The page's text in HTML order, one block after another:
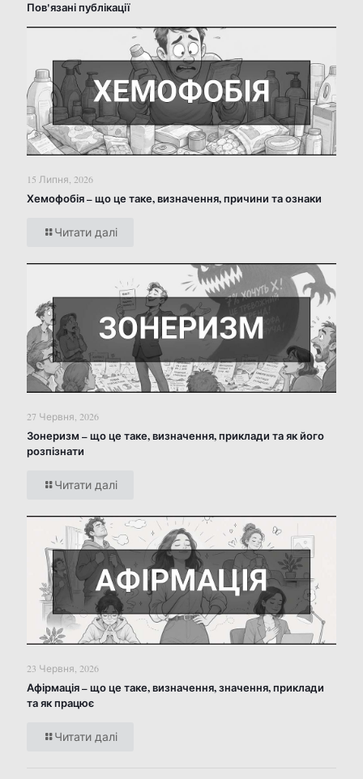
Пов'язані публікації
15 Липня, 2026
Хемофобія – що це таке, визначення, причини та ознаки
Читати далі
27 Червня, 2026
Зонеризм – що це таке, визначення, приклади та як його
розпізнати
Читати далі
23 Червня, 2026
Афірмація – що це таке, визначення, значення, приклади
та як працює
Читати далі